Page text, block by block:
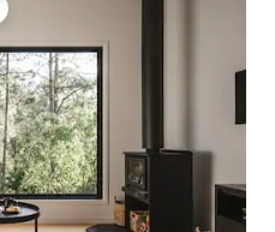
les plus aimés